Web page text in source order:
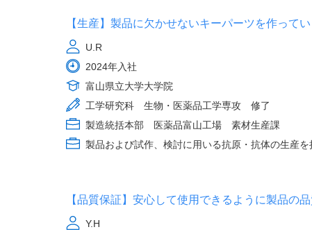
【生産】製品に欠かせないキーパーツを作って
U.R
2024年入社
富山県立大学大学院
工学研究科 生物・医薬品工学専攻 修了
製造統括本部 医薬品富山工場 素材生産課
製品および試作、検討に用いる抗原・抗体の生産を
【品質保証】安心して使用できるように製品の
Y.H